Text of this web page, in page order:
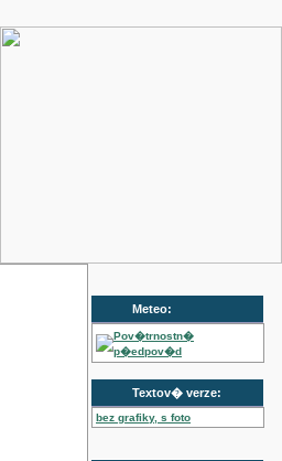
Meteo:
Pov�trnostn�
p�edpov�d
Textov� verze:
bez grafiky, s foto